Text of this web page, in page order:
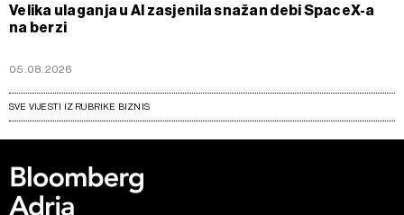
Velika ulaganja u AI zasjenila snažan debi SpaceX-a
na berzi
05.08.2026
SVE VIJESTI IZ RUBRIKE BIZNIS